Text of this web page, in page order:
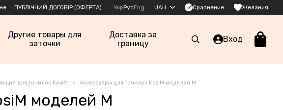
ПУБЛІЧНИЙ ДОГОВІР (ОФЕРТА) УкрРусEng UAH Сравнение Желания
Другие товары для
заточки
Доставка за
границу
Вход
для точилок KosiM Аксессуары для точилок KosiM моделей М
моделей М